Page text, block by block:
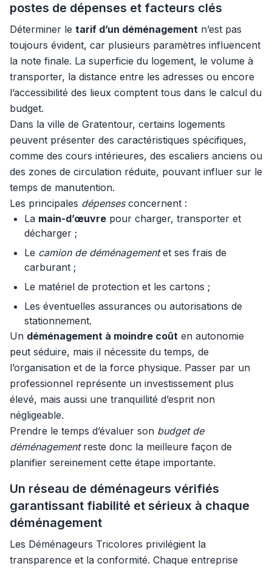
postes de dépenses et facteurs clés
Déterminer le tarif d’un déménagement n’est pas
toujours évident, car plusieurs paramètres influencent
la note finale. La superficie du logement, le volume à
transporter, la distance entre les adresses ou encore
l’accessibilité des lieux comptent tous dans le calcul du
budget.
Dans la ville de Gratentour, certains logements
peuvent présenter des caractéristiques spécifiques,
comme des cours intérieures, des escaliers anciens ou
des zones de circulation réduite, pouvant influer sur le
temps de manutention.
Les principales dépensesconcernent :
La main-d’œuvre pour charger, transporter et
décharger ;
Le camion de déménagementet ses frais de
carburant ;
Le matériel de protection et les cartons ;
Les éventuelles assurances ou autorisations de
stationnement.
Un déménagement à moindre coût en autonomie
peut séduire, mais il nécessite du temps, de
l’organisation et de la force physique. Passer par un
professionnel représente un investissement plus
élevé, mais aussi une tranquillité d’esprit non
négligeable.
Prendre le temps d’évaluer son budget de
déménagementreste donc la meilleure façon de
planifier sereinement cette étape importante.
Un réseau de déménageurs vérifiés
garantissant fiabilité et sérieux à chaque
déménagement
Les Déménageurs Tricolores privilégient la
transparence et la conformité. Chaque entreprise